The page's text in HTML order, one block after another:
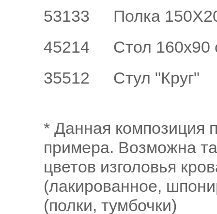
53133
Полка
45214
Стол 160х90
35512
Стул "Круг"
* Данная композиция
примера. Возможна
цветов изголовья
(лакированное,
(полки, тумбочки)